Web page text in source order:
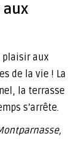
aux
plaisir aux
de la vie ! La
la terrasse
s’arrête.